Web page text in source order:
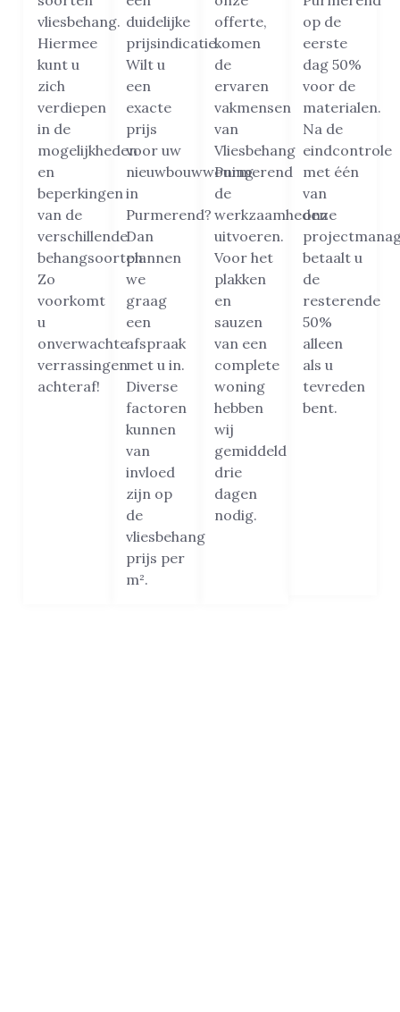
vliesbehang.
Hiermee
kunt u
zich
verdiepen
in de
mogelijkheden
en
beperkingen
van de
verschillende
behangsoorten.
Zo
voorkomt
u
onverwachte
verrassingen
achteraf!
duidelijke
prijsindicatie.
Wilt u
een
exacte
prijs
voor uw
nieuwbouwwoning
in
Purmerend?
Dan
plannen
we
graag
een
afspraak
met u in.
Diverse
factoren
kunnen
van
invloed
zijn op
de
vliesbehang
prijs per
m².
offerte,
komen
de
ervaren
vakmensen
van
Vliesbehang
Purmerend
de
werkzaamheden
uitvoeren.
Voor het
plakken
en
sauzen
van een
complete
woning
hebben
wij
gemiddeld
drie
dagen
nodig.
op de
eerste
dag 50%
voor de
materialen.
Na de
eindcontrole
met één
van
onze
betaalt u
de
resterende
50%
alleen
als u
tevreden
bent.